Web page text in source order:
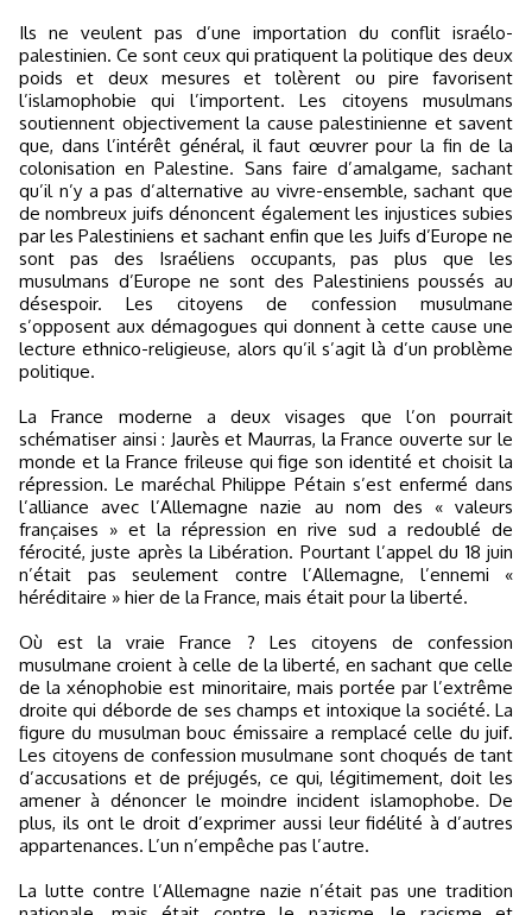
Ils ne veulent pas d’une importation du conflit israélo-
palestinien. Ce sont ceux qui pratiquent la politique des deux
poids et deux mesures et tolèrent ou pire favorisent
l’islamophobie qui l’importent. Les citoyens musulmans
soutiennent objectivement la cause palestinienne et savent
que, dans l’intérêt général, il faut œuvrer pour la fin de la
colonisation en Palestine. Sans faire d’amalgame, sachant
qu’il n’y a pas d’alternative au vivre-ensemble, sachant que
de nombreux juifs dénoncent également les injustices subies
par les Palestiniens et sachant enfin que les Juifs d’Europe ne
sont pas des Israéliens occupants, pas plus que les
musulmans d’Europe ne sont des Palestiniens poussés au
désespoir. Les citoyens de confession musulmane
s’opposent aux démagogues qui donnent à cette cause une
lecture ethnico-religieuse, alors qu’il s’agit là d’un problème
politique.
La France moderne a deux visages que l’on pourrait
schématiser ainsi : Jaurès et Maurras, la France ouverte sur le
monde et la France frileuse qui fige son identité et choisit la
répression. Le maréchal Philippe Pétain s’est enfermé dans
l’alliance avec l’Allemagne nazie au nom des « valeurs
françaises » et la répression en rive sud a redoublé de
férocité, juste après la Libération. Pourtant l’appel du 18 juin
n’était pas seulement contre l’Allemagne, l’ennemi «
héréditaire » hier de la France, mais était pour la liberté.
Où est la vraie France ? Les citoyens de confession
musulmane croient à celle de la liberté, en sachant que celle
de la xénophobie est minoritaire, mais portée par l’extrême
droite qui déborde de ses champs et intoxique la société. La
figure du musulman bouc émissaire a remplacé celle du juif.
Les citoyens de confession musulmane sont choqués de tant
d’accusations et de préjugés, ce qui, légitimement, doit les
amener à dénoncer le moindre incident islamophobe. De
plus, ils ont le droit d’exprimer aussi leur fidélité à d’autres
appartenances. L’un n’empêche pas l’autre.
La lutte contre l’Allemagne nazie n’était pas une tradition